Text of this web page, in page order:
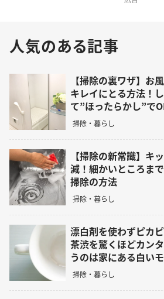
人気のある記事
【掃除の裏ワザ】お
キレイにとる方法！
て”ほったらかし”で
掃除・暮らし
【掃除の新常識】キ
減！細かいところま
掃除の方法
掃除・暮らし
漂白剤を使わずピカ
茶渋を驚くほどカン
うのは家にある白いモ
掃除・暮らし